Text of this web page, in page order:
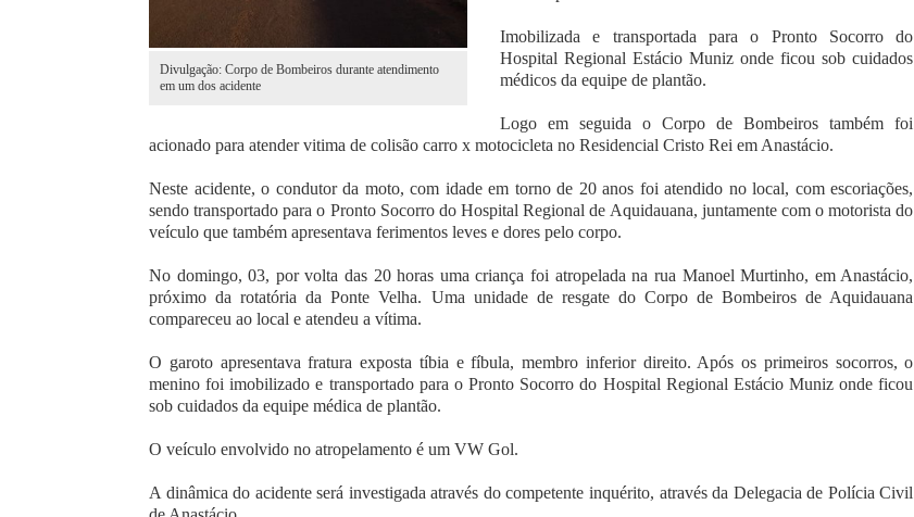
Divulgação: Corpo de Bombeiros durante atendimento
em um dos acidente
Imobilizada e transportada para o Pronto Socorro do
Hospital Regional Estácio Muniz onde ficou sob cuidados
médicos da equipe de plantão.
Logo em seguida o Corpo de Bombeiros também foi
acionado para atender vitima de colisão carro x motocicleta no Residencial Cristo Rei em Anastácio.
Neste acidente, o condutor da moto, com idade em torno de 20 anos foi atendido no local, com escoriações,
sendo transportado para o Pronto Socorro do Hospital Regional de Aquidauana, juntamente com o motorista do
veículo que também apresentava ferimentos leves e dores pelo corpo.
No domingo, 03, por volta das 20 horas uma criança foi atropelada na rua Manoel Murtinho, em Anastácio,
próximo da rotatória da Ponte Velha. Uma unidade de resgate do Corpo de Bombeiros de Aquidauana
compareceu ao local e atendeu a vítima.
O garoto apresentava fratura exposta tíbia e fíbula, membro inferior direito. Após os primeiros socorros, o
menino foi imobilizado e transportado para o Pronto Socorro do Hospital Regional Estácio Muniz onde ficou
sob cuidados da equipe médica de plantão.
O veículo envolvido no atropelamento é um VW Gol.
A dinâmica do acidente será investigada através do competente inquérito, através da Delegacia de Polícia Civil